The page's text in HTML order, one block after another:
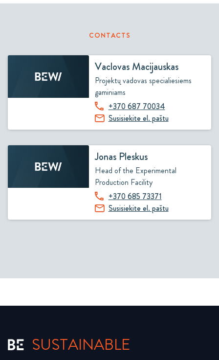
CONTACTS
Vaclovas Macijauskas
Projektų vadovas specialiesiems
gaminiams
+370 687 70034
Susisiekite el. paštu
Jonas Pleskus
Head of the Experimental
Production Facility
+370 685 73371
Susisiekite el. paštu
SUSTAINABLE